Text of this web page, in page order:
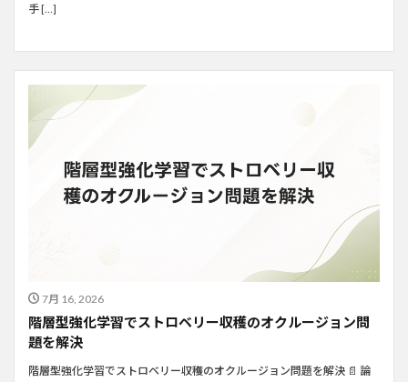
手 […]
7月 16, 2026
階層型強化学習でストロベリー収穫のオクルージョン問
題を解決
階層型強化学習でストロベリー収穫のオクルージョン問題を解決 📄 論